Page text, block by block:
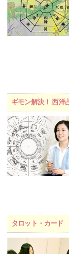
ギモン解決！ 西洋
タロット・カード